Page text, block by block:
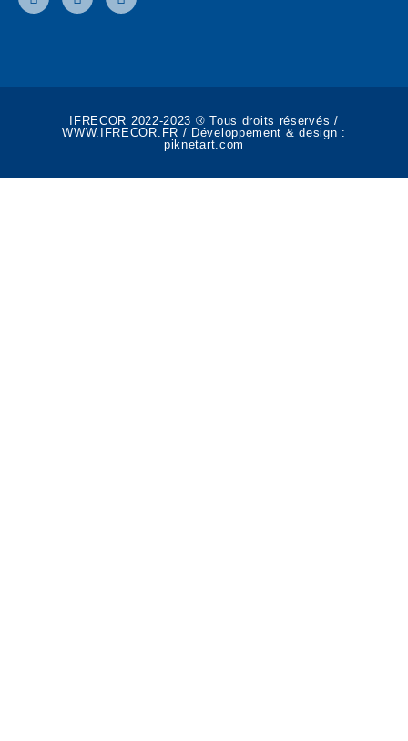
IFRECOR 2022-2023 ® Tous droits réservés /
WWW.IFRECOR.FR / Développement & design :
piknetart.com​